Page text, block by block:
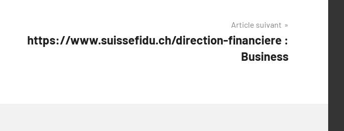
Article suivant
https://www.suissefidu.ch/direction-financiere :
Business